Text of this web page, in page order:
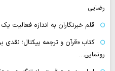
رضایی
قلم خبرنگاران به اندازه فعالیت
کتاب «قرآن و ترجمه پیکتال؛
رونمایی…